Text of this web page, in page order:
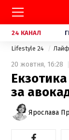
24 КАНАЛ
Lifestyle 24
20 жовтня, 16:28
за
Ярослава